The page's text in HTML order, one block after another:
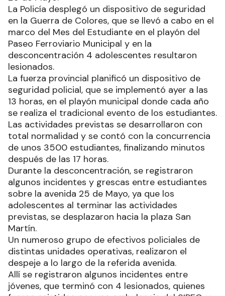
La Policía desplegó un dispositivo de seguridad
en la Guerra de Colores, que se llevó a cabo en el
marco del Mes del Estudiante en el playón del
Paseo Ferroviario Municipal y en la
desconcentración 4 adolescentes resultaron
lesionados.
La fuerza provincial planificó un dispositivo de
seguridad policial, que se implementó ayer a las
13 horas, en el playón municipal donde cada año
se realiza el tradicional evento de los estudiantes.
Las actividades previstas se desarrollaron con
total normalidad y se contó con la concurrencia
de unos 3500 estudiantes, finalizando minutos
después de las 17 horas.
Durante la desconcentración, se registraron
algunos incidentes y grescas entre estudiantes
sobre la avenida 25 de Mayo, ya que los
adolescentes al terminar las actividades
previstas, se desplazaron hacia la plaza San
Martín.
Un numeroso grupo de efectivos policiales de
distintas unidades operativas, realizaron el
despeje a lo largo de la referida avenida.
Allí se registraron algunos incidentes entre
jóvenes, que terminó con 4 lesionados, quienes